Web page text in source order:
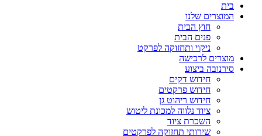
בית
המוצרים שלנו
חוץ הבית
פנים הבית
ניקוי ותחזוקה לפרקט
מוצרים לרכישה
סירנובה ביצוע
חידוש דקים
חידוש פרקטים
חידוש ריהוט גן
ציוד נלווה למכונת ליטוש
השכרת ציוד
שירותי תחזוקה לפרקטים